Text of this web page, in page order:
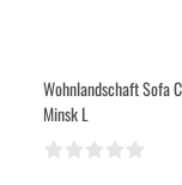
Wohnlandschaft Sofa
Minsk L